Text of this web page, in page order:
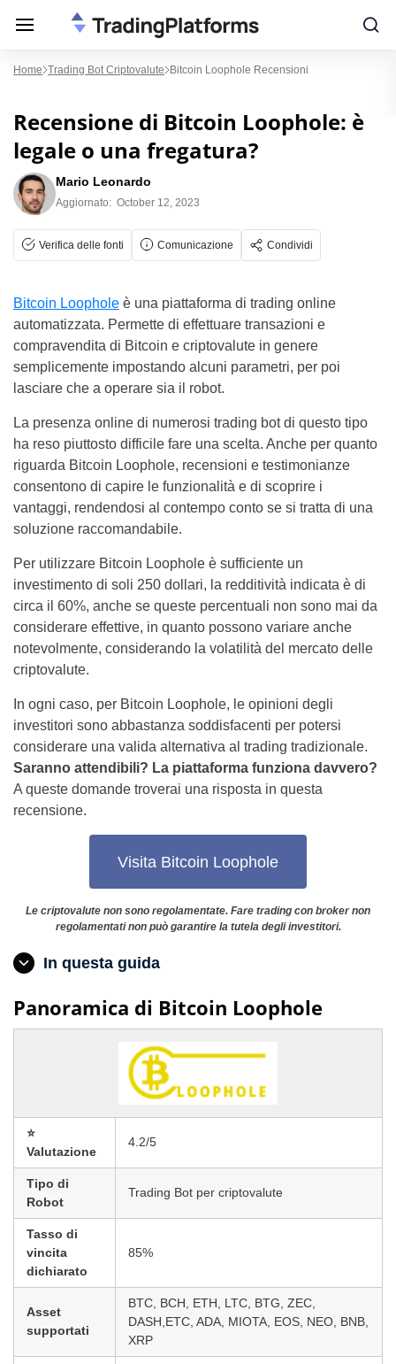
Home Trading Bot Criptovalute Bitcoin Loophole Recensioni
Recensione di Bitcoin Loophole: è
legale o una fregatura?
Mario Leonardo
Aggiornato: October 12, 2023
Verifica delle fonti Comunicazione Condividi
Bitcoin Loophole è una piattaforma di trading online
automatizzata. Permette di effettuare transazioni e
compravendita di Bitcoin e criptovalute in genere
semplicemente impostando alcuni parametri, per poi
lasciare che a operare sia il robot.
La presenza online di numerosi trading bot di questo tipo
ha reso piuttosto difficile fare una scelta. Anche per quanto
riguarda Bitcoin Loophole, recensioni e testimonianze
consentono di capire le funzionalità e di scoprire i
vantaggi, rendendosi al contempo conto se si tratta di una
soluzione raccomandabile.
Per utilizzare Bitcoin Loophole è sufficiente un
investimento di soli 250 dollari, la redditività indicata è di
circa il 60%, anche se queste percentuali non sono mai da
considerare effettive, in quanto possono variare anche
notevolmente, considerando la volatilità del mercato delle
criptovalute.
In ogni caso, per Bitcoin Loophole, le opinioni degli
investitori sono abbastanza soddisfacenti per potersi
considerare una valida alternativa al trading tradizionale.
Saranno attendibili? La piattaforma funziona davvero?
A queste domande troverai una risposta in questa
recensione.
Visita Bitcoin Loophole
Le criptovalute non sono regolamentate. Fare trading con broker non
regolamentati non può garantire la tutela degli investitori.
In questa guida
Panoramica di Bitcoin Loophole
⭐
Valutazione
4.2/5
Tipo di
Robot
Trading Bot per criptovalute
Tasso di
vincita
dichiarato
85%
Asset
supportati
BTC, BCH, ETH, LTC, BTG, ZEC,
DASH,ETC, ADA, MIOTA, EOS, NEO, BNB,
XRP